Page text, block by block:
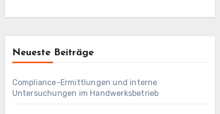
Neueste Beiträge
Compliance-Ermittlungen und interne
Untersuchungen im Handwerksbetrieb